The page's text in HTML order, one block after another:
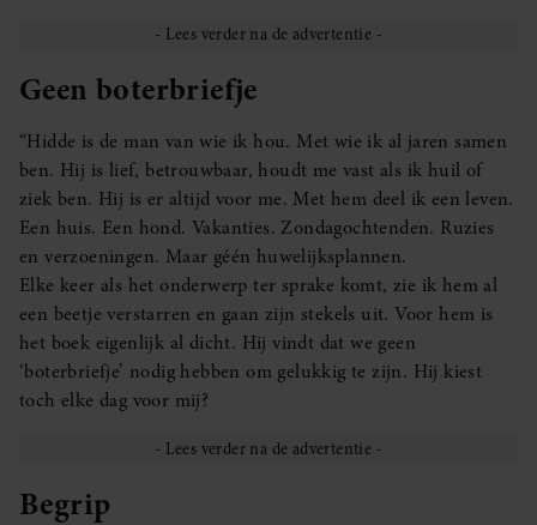
Geen boterbriefje
“Hidde is de man van wie ik hou. Met wie ik al jaren samen
ben. Hij is lief, betrouwbaar, houdt me vast als ik huil of
ziek ben. Hij is er altijd voor me. Met hem deel ik een leven.
Een huis. Een hond. Vakanties. Zondagochtenden. Ruzies
en verzoeningen. Maar géén huwelijksplannen.
Elke keer als het onderwerp ter sprake komt, zie ik hem al
een beetje verstarren en gaan zijn stekels uit. Voor hem is
het boek eigenlijk al dicht. Hij vindt dat we geen
‘boterbriefje’ nodig hebben om gelukkig te zijn. Hij kiest
toch elke dag voor mij?
Begrip